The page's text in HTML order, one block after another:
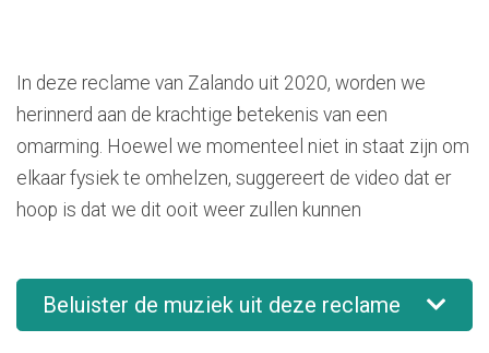
In deze reclame van Zalando uit 2020, worden we
herinnerd aan de krachtige betekenis van een
omarming. Hoewel we momenteel niet in staat zijn om
elkaar fysiek te omhelzen, suggereert de video dat er
hoop is dat we dit ooit weer zullen kunnen
Beluister de muziek uit deze reclame